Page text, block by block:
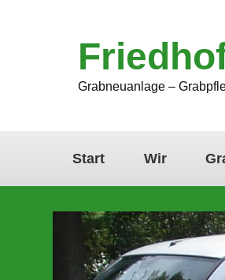
Grabneuanlage –
Start Wir